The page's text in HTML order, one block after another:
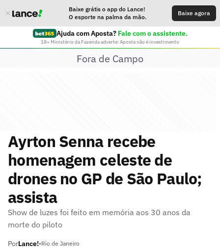
Baixe grátis o app do Lance!
O esporte na palma da mão.
Baixe agora
Ajuda com Aposta? Fale com o assistente.
18+ Ministério da Fazenda adverte: Aposta não é investimento
Fora de Campo
Ayrton Senna recebe
homenagem celeste de
drones no GP de São Paulo;
assista
Show de luzes foi feito em memória aos 30 anos da
morte do piloto
PorLance!•Rio de Janeiro